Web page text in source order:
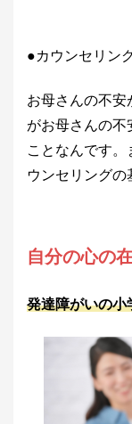
●カウンセリン
お母さんの不安
がお母さんの不
ことなんです。
ウンセリングの
自分の心の
発達障がいの小